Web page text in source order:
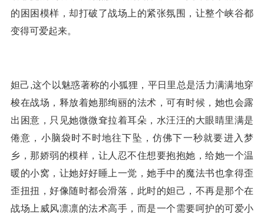
的困困模样，却打破了战场上的紧张氛围，让整个峡谷都
变得可爱起来。
妲己,这个以魅惑著称的小狐狸，平日里总是活力满满地穿
梭在战场，释放着她那绚丽的法术，可有时候，她也会露
出困意，只见她微微耷拉着耳朵，水汪汪的大眼睛里满是
倦意，小脑袋时不时地往下坠，仿佛下一秒就要进入梦
乡，那娇弱的模样，让人忍不住想要抱抱她，给她一个温
暖的小窝，让她好好睡上一觉，她手中的魔法书也拿得歪
歪扭扭，好像随时都会滑落，此时的妲己，不再是那个在
战场上威风凛凛的法术高手，而是一个需要呵护的可爱小